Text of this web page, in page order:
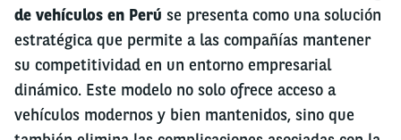
de vehículos en Perú se presenta como una solución
estratégica que permite a las compañías mantener
su competitividad en un entorno empresarial
dinámico. Este modelo no solo ofrece acceso a
vehículos modernos y bien mantenidos, sino que